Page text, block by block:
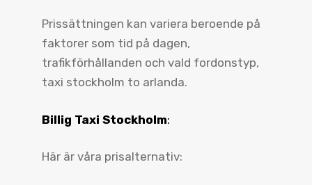
Prissättningen kan variera beroende på
faktorer som tid på dagen,
trafikförhållanden och vald fordonstyp,
taxi stockholm to arlanda.
Billig Taxi Stockholm:
Här är våra prisalternativ: